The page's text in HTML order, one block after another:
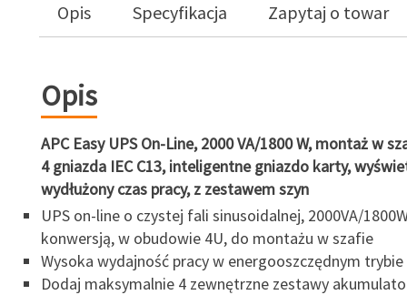
Opis Specyfikacja Zapytaj o towar
Opis
APC Easy UPS On-Line, 2000 VA/1800 W, montaż w
4 gniazda IEC C13, inteligentne gniazdo karty,
wydłużony czas pracy, z zestawem szyn
UPS on-line o czystej fali sinusoidalnej, 2000VA/
konwersją, w obudowie 4U, do montażu w szafie
Wysoka wydajność pracy w energooszczędnym trybie
Dodaj maksymalnie 4 zewnętrzne zestawy